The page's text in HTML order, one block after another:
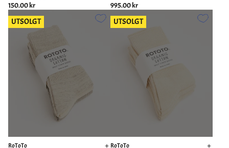
150.00 kr
995.00 kr
UTSOLGT
RoToTo
UTSOLGT
RoToTo